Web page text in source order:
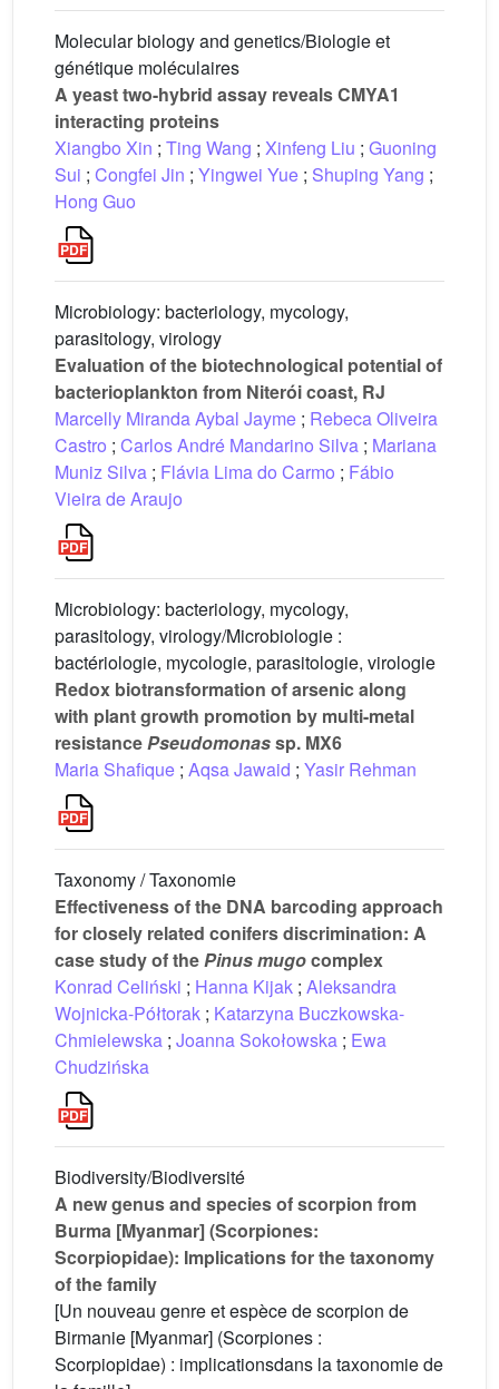
Molecular biology and genetics/Biologie et
génétique moléculaires
A yeast two-hybrid assay reveals CMYA1
interacting proteins
Xiangbo Xin ; Ting Wang ; Xinfeng Liu ; Guoning
Sui ; Congfei Jin ; Yingwei Yue ; Shuping Yang ;
Hong Guo
Microbiology: bacteriology, mycology,
parasitology, virology
Evaluation of the biotechnological potential of
bacterioplankton from Niterói coast, RJ
Marcelly Miranda Aybal Jayme ; Rebeca Oliveira
Castro ; Carlos André Mandarino Silva ; Mariana
Muniz Silva ; Flávia Lima do Carmo ; Fábio
Vieira de Araujo
Microbiology: bacteriology, mycology,
parasitology, virology/Microbiologie :
bactériologie, mycologie, parasitologie, virologie
Redox biotransformation of arsenic along
with plant growth promotion by multi-metal
resistancePseudomonassp. MX6
Maria Shafique ; Aqsa Jawaid ; Yasir Rehman
Taxonomy / Taxonomie
Effectiveness of the DNA barcoding approach
for closely related conifers discrimination: A
case study of thePinus mugocomplex
Konrad Celiński ; Hanna Kijak ; Aleksandra
Wojnicka-Półtorak ; Katarzyna Buczkowska-
Chmielewska ; Joanna Sokołowska ; Ewa
Chudzińska
Biodiversity/Biodiversité
A new genus and species of scorpion from
Burma [Myanmar] (Scorpiones:
Scorpiopidae): Implications for the taxonomy
of the family
[Un nouveau genre et espèce de scorpion de
Birmanie [Myanmar] (Scorpiones :
Scorpiopidae) : implicationsdans la taxonomie de